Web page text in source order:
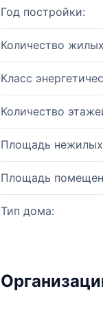
Год постройки:
Количество
Класс
Количество
Площадь
Площадь
Тип дома: